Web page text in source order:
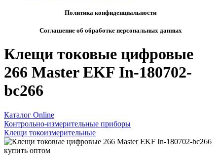
Политика конфиденциальности
Соглашение об обработке персональных данных
Клещи токовые цифровые
266 Master EKF In-180702-
bc266
Каталог Online
Контрольно-измерительные приборы
Клещи токоизмерительные